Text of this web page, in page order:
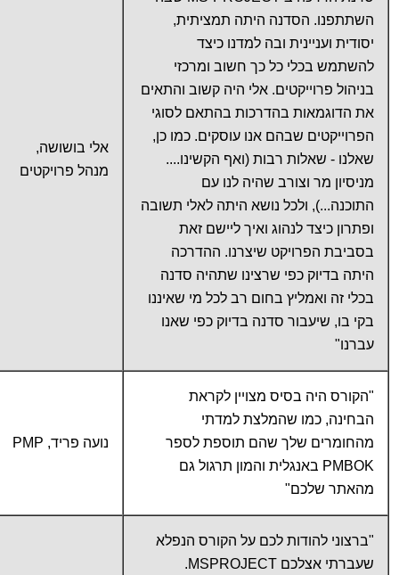
השתתפנו. הסדנה היתה תמציתית,
יסודית ועניינית ובה למדנו כיצד
להשתמש בכלי כל כך חשוב ומרכזי
בניהול פרוייקטים. אלי היה קשוב והתאים
את הדוגמאות בהדרכות בהתאם לסוגי
הפרוייקטים שבהם אנו עוסקים. כמו כן,
שאלנו - שאלות רבות (ואף הקשינו....
מניסיון מר וצורב שהיה לנו עם
התוכנה...), ולכל נושא היתה לאלי תשובה
ופתרון כיצד לנהוג ואיך ליישם זאת
בסביבת הפרויקט שיצרנו. ההדרכה
היתה בדיוק כפי שרצינו שתהיה סדנה
בכלי זה ואמליץ בחום רב לכל מי שאיננו
בקי בו, שיעבור סדנה בדיוק כפי שאנו
עברנו"
אלי בושושה,
מנהל פרויקטים
"הקורס היה בסיס מצויין לקראת
הבחינה, כמו שהמלצת למדתי
מהחומרים שלך שהם תוספת לספר
PMBOK באנגלית והמון תרגול גם
מהאתר שלכם"
נועה פריד, PMP
"ברצוני להודות לכם על הקורס הנפלא
שעברתי אצלכם MSPROJECT.